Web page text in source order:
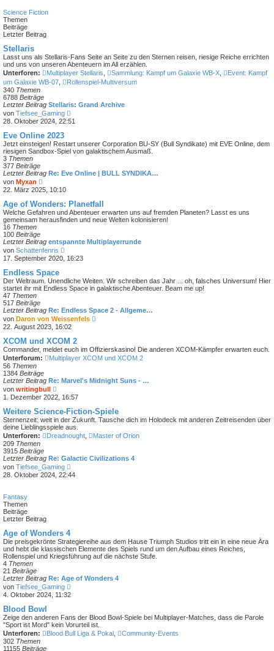
i
t
r
a
g
Science Fiction
Themen
Beiträge
Letzter Beitrag
Stellaris
Lasst uns als Stellaris-Fans Seite an Seite zu den Sternen reisen, riesige Reiche errichten
und uns von unseren Abenteuern im All erzählen.
Unterforen:
Multiplayer Stellaris Sammlung: Kampf um Galaxie WB-X
Event: Kampf
um Galaxie WB-07
Rollenspiel-Multiversum
340 Themen
6788 Beiträge
Letzter Beitrag Stellaris: Grand Archive
von Tiefsee_Gaming
e
u
t
e
e
r
a
g
28. Oktober 2024, 22:51
Eve Online 2023
Jetzt einsteigen! Restart unserer Corporation BU-SY (Bull Syndikate) mit EVE Online, dem
riesigen Sandbox-Spiel von galaktischem Ausmaß.
3 Themen
377 Beiträge
Letzter Beitrag Re: Eve Online | BULL SYNDIKA…
von Myxan
e
u
e
s
t
e
e
i
t
a
g
22. März 2025, 10:10
Age of Wonders: Planetfall
Welche Gefahren und Abenteuer erwarten uns auf fremden Planeten? Lasst es uns
gemeinsam herausfinden und neue Welten kolonisieren!
16 Themen
100 Beiträge
Letzter Beitrag entspannte Multiplayerrunde
von Schattenfenris
e
u
s
t
e
B
e
i
t
r
a
g
17. September 2020, 16:23
Endless Space
Der Weltraum. Unendliche Weiten. Wir schreiben das Jahr ... oh, falsches Universum! Hier
startet ihr mit Endless Space in galaktische Abenteuer. Beam me up!
47 Themen
517 Beiträge
Letzter Beitrag Re: Endless Space 2 - Allgeme…
von Daron von Weissenfels
s
t
e
e
a
g
22. August 2023, 16:02
XCOM und XCOM 2
Commander, meldet euch im Offizierskasino! Die anderen XCOM-Kämpfer erwarten euch.
Unterforum:
Multiplayer XCOM und XCOM 2
56 Themen
1384 Beiträge
Letzter Beitrag Re: Marvel's Midnight Suns - …
von writingbull
e
u
e
s
t
e
r
i
t
1. Dezember 2022, 16:57
Weitere Science-Fiction-Spiele
Sternenzeit: weit in der Zukunft. Tausche dich im Holodeck mit anderen Zeitreisenden über
deine Lieblingsspiele aus.
Unterforen:
Dreadnought
Master of Orion
209 Themen
3915 Beiträge
Letzter Beitrag Re: Galactic Civilizations 4
von Tiefsee_Gaming
e
u
i
t
r
a
28. Oktober 2024, 22:44
Fantasy
Themen
Beiträge
Letzter Beitrag
Age of Wonders 4
Die preisgekrönte Strategiereihe aus dem Hause Triumph Studios tritt ein in eine neue Ära
und hebt die klassischen Elemente des Spiels rund um den Aufbau eines Reiches,
Rollenspiel und Kriegsführung auf die nächste Stufe.
4 Themen
21 Beiträge
Letzter Beitrag Re: Age of Wonders 4
von Tiefsee_Gaming
e
u
t
e
r
4. Oktober 2024, 11:32
Blood Bowl
Zeige den anderen Fans der Blood Bowl-Spiele bei Multiplayer-Matches, dass die Parole
"Sport ist Mord" kein Vorurteil ist.
Unterforen:
Blood Bull Liga & Pokal
Community-Events
302 Themen
11155 Beiträge